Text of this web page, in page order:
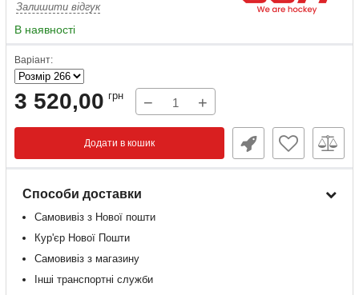
Залишити відгук
В наявності
Варіант:
3 520,00 грн − +
Додати в кошик
Способи доставки
Самовивіз з Нової пошти
Кур'єр Нової Пошти
Самовивіз з магазину
Інші транспортні служби